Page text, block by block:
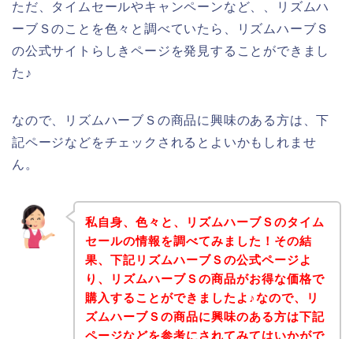
ただ、タイムセールやキャンペーンなど、、リズムハ
ーブＳのことを色々と調べていたら、リズムハーブＳ
の公式サイトらしきページを発見することができまし
た♪
なので、リズムハーブＳの商品に興味のある方は、下
記ページなどをチェックされるとよいかもしれませ
ん。
私自身、色々と、リズムハーブＳのタイム
セールの情報を調べてみました！その結
果、下記リズムハーブＳの公式ページよ
り、リズムハーブＳの商品がお得な価格で
購入することができましたよ♪なので、リ
ズムハーブＳの商品に興味のある方は下記
ページなどを参考にされてみてはいかがで